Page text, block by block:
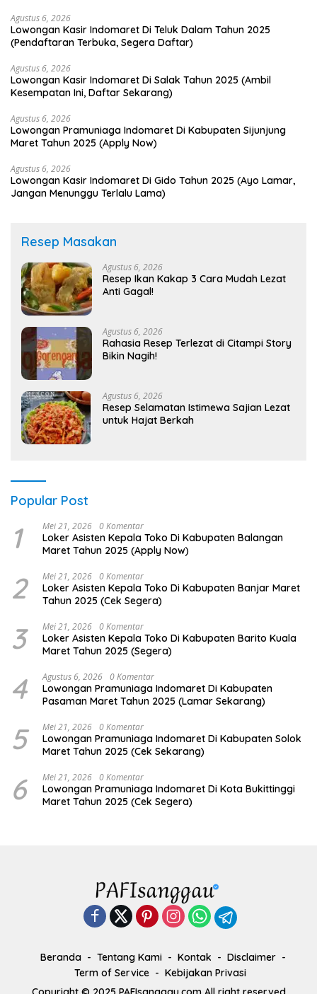
Agustus 6, 2026
Lowongan Kasir Indomaret Di Teluk Dalam Tahun 2025
(Pendaftaran Terbuka, Segera Daftar)
Agustus 6, 2026
Lowongan Kasir Indomaret Di Salak Tahun 2025 (Ambil
Kesempatan Ini, Daftar Sekarang)
Agustus 6, 2026
Lowongan Pramuniaga Indomaret Di Kabupaten Sijunjung
Maret Tahun 2025 (Apply Now)
Agustus 6, 2026
Lowongan Kasir Indomaret Di Gido Tahun 2025 (Ayo Lamar,
Jangan Menunggu Terlalu Lama)
Resep Masakan
Agustus 6, 2026
Resep Ikan Kakap 3 Cara Mudah Lezat
Anti Gagal!
Agustus 6, 2026
Rahasia Resep Terlezat di Citampi Story
Bikin Nagih!
Agustus 6, 2026
Resep Selamatan Istimewa Sajian Lezat
untuk Hajat Berkah
Popular Post
1 Mei 21, 2026 0 Komentar
Loker Asisten Kepala Toko Di Kabupaten Balangan
Maret Tahun 2025 (Apply Now)
2 Mei 21, 2026 0 Komentar
Loker Asisten Kepala Toko Di Kabupaten Banjar Maret
Tahun 2025 (Cek Segera)
3 Mei 21, 2026 0 Komentar
Loker Asisten Kepala Toko Di Kabupaten Barito Kuala
Maret Tahun 2025 (Segera)
4 Agustus 6, 2026 0 Komentar
Lowongan Pramuniaga Indomaret Di Kabupaten
Pasaman Maret Tahun 2025 (Lamar Sekarang)
5 Mei 21, 2026 0 Komentar
Lowongan Pramuniaga Indomaret Di Kabupaten Solok
Maret Tahun 2025 (Cek Sekarang)
6 Mei 21, 2026 0 Komentar
Lowongan Pramuniaga Indomaret Di Kota Bukittinggi
Maret Tahun 2025 (Cek Segera)
Beranda Tentang Kami Kontak
Disclaimer
Term of Service
Kebijakan Privasi